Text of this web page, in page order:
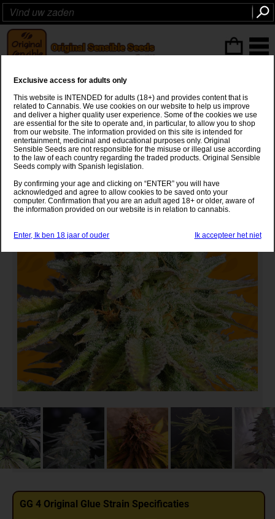
GG 4 Original Glue
Chems SisterxSour Dubb x Chocolate Diesel
GG 4 Original Glue Strain Specificaties
Exclusive access for adults only
This website is INTENDED for adults (18+) and provides content that is
related to Cannabis. We use cookies on our website to help us improve
and deliver a higher quality user experience. Some of the cookies we use
are essential for the site to operate and, in particular, to allow you to shop
from our website. The information provided on this site is intended for
entertainment, medicinal and educational purposes only. Original
Sensible Seeds are not responsible for the misuse or illegal use according
to the law of each country regarding the traded products. Original Sensible
Seeds comply with Spanish legislation.
By confirming your age and clicking on “ENTER” you will have
acknowledged and agree to allow cookies to be saved onto your
computer. Confirmation that you are an adult aged 18+ or older, aware of
the information provided on our website is in relation to cannabis.
Enter, Ik ben 18 jaar of ouder Ik accepteer het niet